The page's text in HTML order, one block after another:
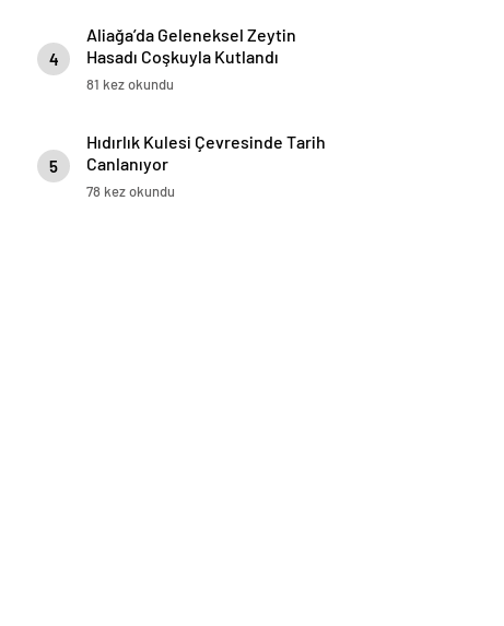
4
Aliağa’da Geleneksel Zeytin
Hasadı Coşkuyla Kutlandı
81 kez okundu
5
Hıdırlık Kulesi Çevresinde Tarih
Canlanıyor
78 kez okundu